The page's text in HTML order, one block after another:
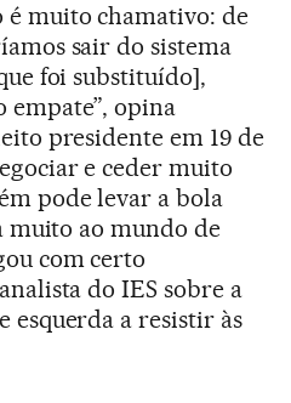
é muito chamativo: de
sair do sistema
foi substituído],
empate”, opina
presidente em 19 de
e ceder muito
pode levar a bola
muito ao mundo de
com certo
do IES sobre a
esquerda a resistir às